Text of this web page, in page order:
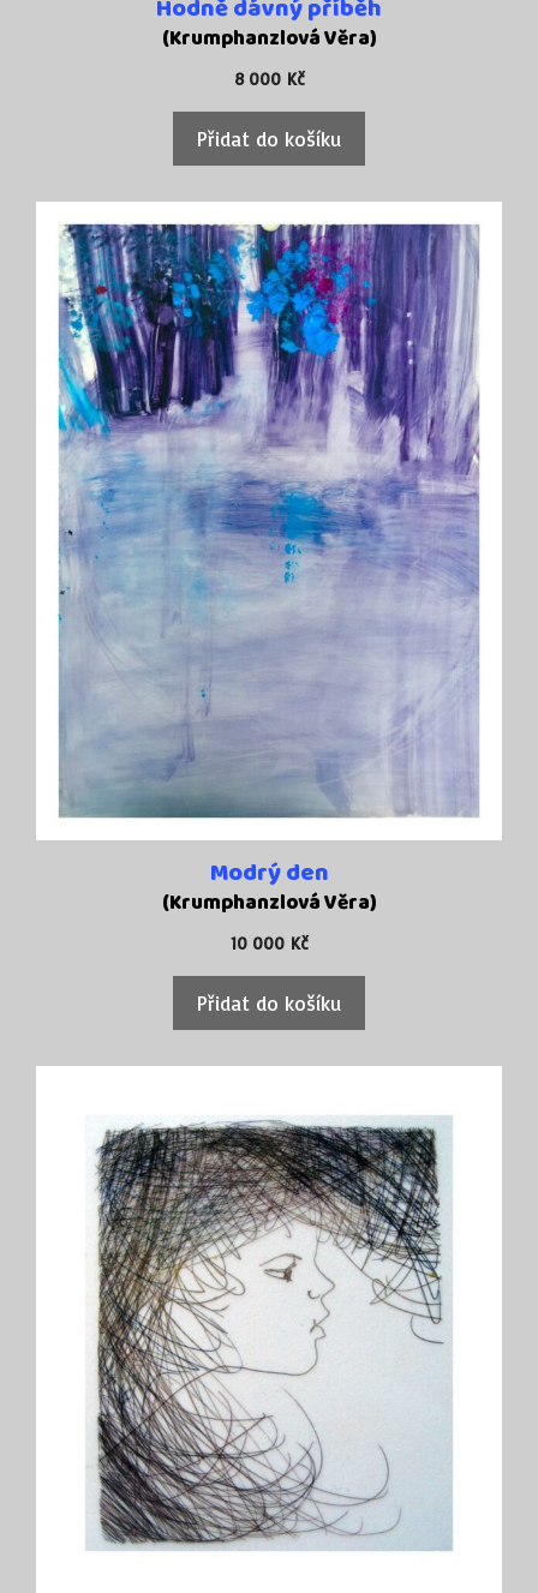
Hodně dávný příběh
(Krumphanzlová Věra)
8 000 Kč
Přidat do košíku
Modrý den
(Krumphanzlová Věra)
10 000 Kč
Přidat do košíku